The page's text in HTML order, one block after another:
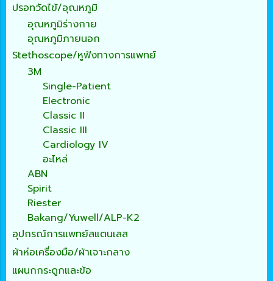
ปรอทวัดไข้/อุณหภูมิ
อุณหภูมิร่างกาย
อุณหภูมิภายนอก
Stethoscope/หูฟังทางการแพทย์
3M
Single-Patient
Electronic
Classic II
Classic III
Cardiology IV
อะไหล่
ABN
Spirit
Riester
Bakang/Yuwell/ALP-K2
อุปกรณ์การแพทย์สแตนเลส
ผ้าห่อเครื่องมือ/ผ้าเจาะกลาง
แผนกกระดูกและข้อ